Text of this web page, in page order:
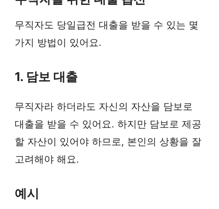
무직자도 당일급전 대출을 받을 수 있는 몇
가지 방법이 있어요.
1. 담보 대출
무직자라 하더라도 자신의 자산을 담보로
대출을 받을 수 있어요. 하지만 담보로 제공
할 자산이 있어야 하므로, 본인의 상황을 잘
고려해야 해요.
예시